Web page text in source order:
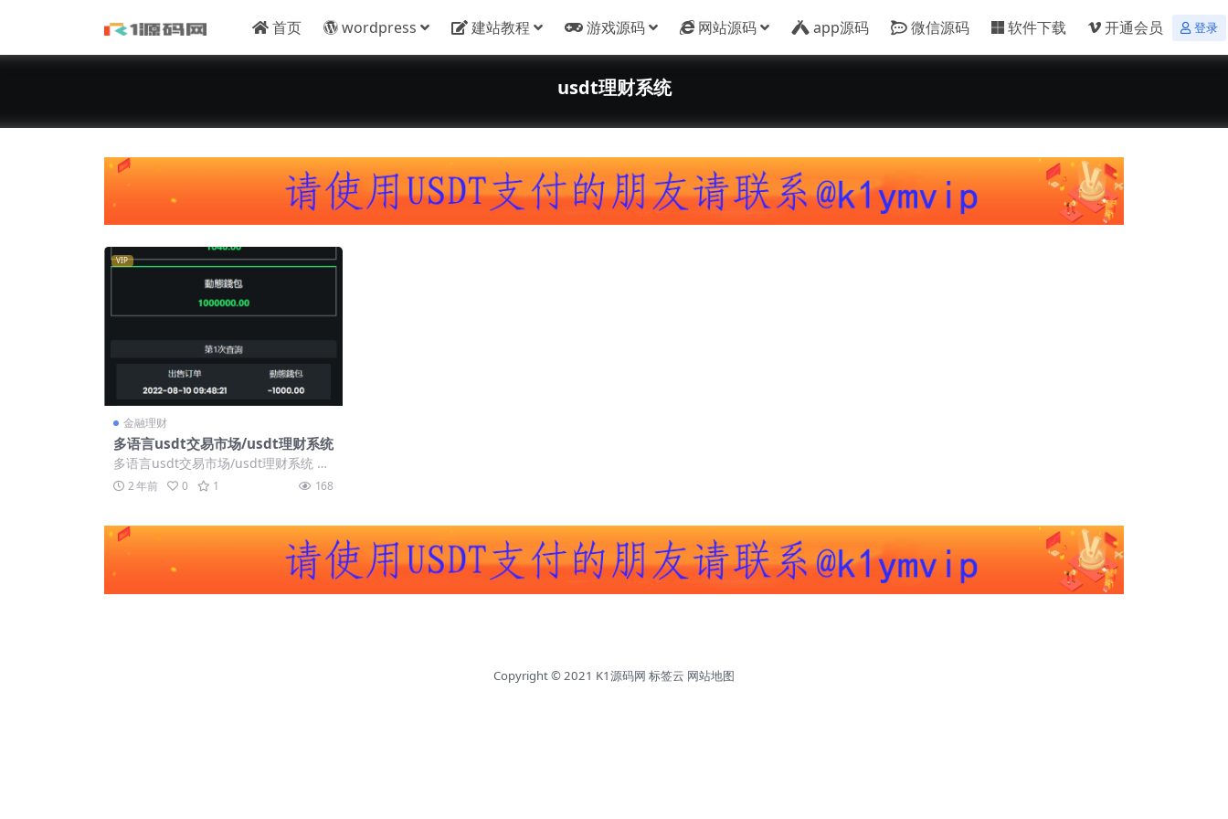
首页 wordpress 建站教程 游戏源码 网站源码 app源码 微信源码 软件下载 开通会员 登录
usdt理财系统
VIP
金融理财
多语言usdt交易市场/usdt理财系统
多语言usdt交易市场/usdt理财系统 应
该是个usdt排队系统，实在没看懂是...
2 年前 0 1 168
Copyright © 2021 K1源码网 标签云 网站地图